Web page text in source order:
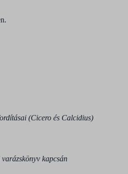
(Cicero és Calcidius)
varázskönyv kapcsán